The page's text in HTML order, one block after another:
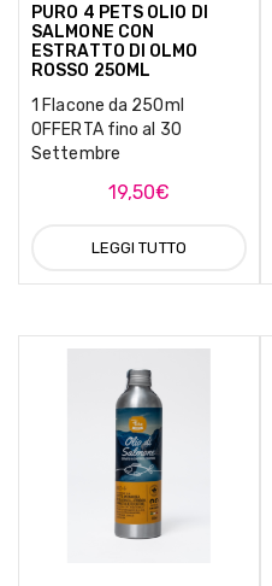
PURO 4 PETS OLIO DI
SALMONE CON
ESTRATTO DI OLMO
ROSSO 250ML
1 Flacone da 250ml
OFFERTA fino al 30
Settembre
19,50€
LEGGI TUTTO